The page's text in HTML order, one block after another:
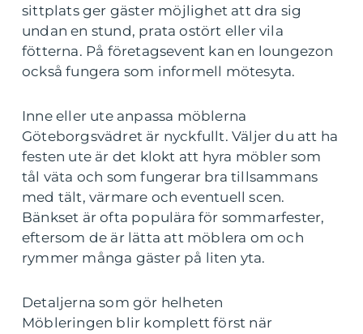
sittplats ger gäster möjlighet att dra sig
undan en stund, prata ostört eller vila
fötterna. På företagsevent kan en loungezon
också fungera som informell mötesyta.
Inne eller ute anpassa möblerna
Göteborgsvädret är nyckfullt. Väljer du att ha
festen ute är det klokt att hyra möbler som
tål väta och som fungerar bra tillsammans
med tält, värmare och eventuell scen.
Bänkset är ofta populära för sommarfester,
eftersom de är lätta att möblera om och
rymmer många gäster på liten yta.
Detaljerna som gör helheten
Möbleringen blir komplett först när